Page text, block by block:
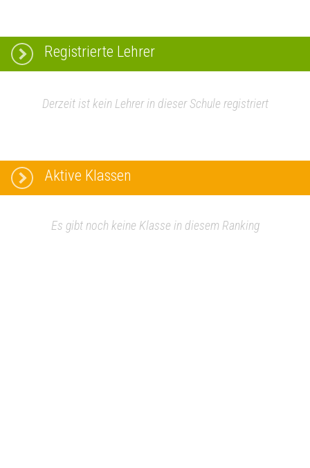
Registrierte Lehrer
Derzeit ist kein Lehrer in dieser Schule registriert
Aktive Klassen
Es gibt noch keine Klasse in diesem Ranking